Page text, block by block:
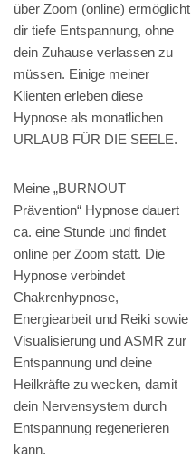
über Zoom (online) ermöglicht
dir tiefe Entspannung, ohne
dein Zuhause verlassen zu
müssen. Einige meiner
Klienten erleben diese
Hypnose als monatlichen
URLAUB FÜR DIE SEELE.
Meine „BURNOUT
Prävention“ Hypnose dauert
ca. eine Stunde und findet
online per Zoom statt. Die
Hypnose verbindet
Chakrenhypnose,
Energiearbeit und Reiki sowie
Visualisierung und ASMR zur
Entspannung und deine
Heilkräfte zu wecken, damit
dein Nervensystem durch
Entspannung regenerieren
kann.